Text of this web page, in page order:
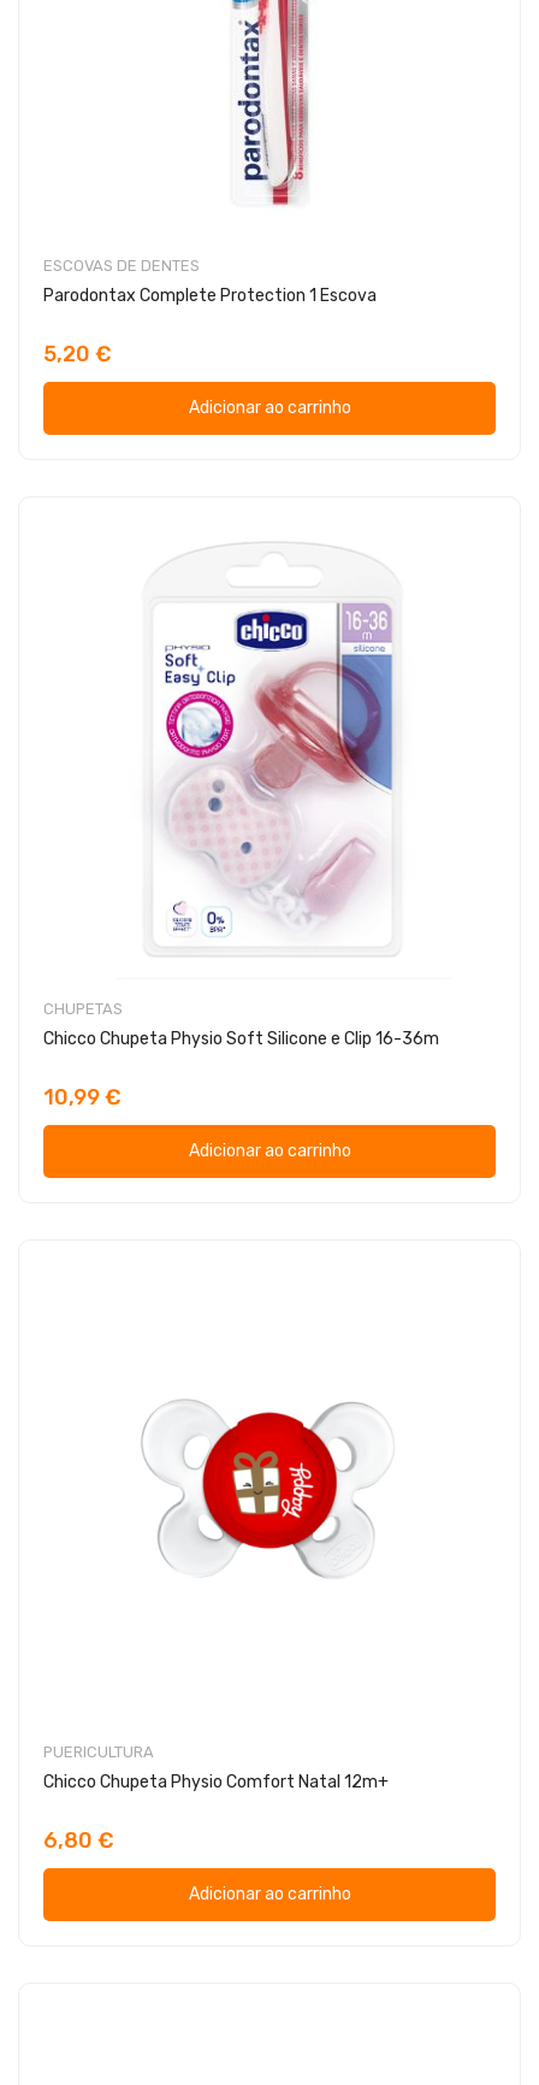
ESCOVAS DE DENTES
Parodontax Complete Protection 1 Escova
5,20 €
Adicionar ao carrinho
CHUPETAS
Chicco Chupeta Physio Soft Silicone e Clip 16-36m
10,99 €
Adicionar ao carrinho
PUERICULTURA
Chicco Chupeta Physio Comfort Natal 12m+
6,80 €
Adicionar ao carrinho